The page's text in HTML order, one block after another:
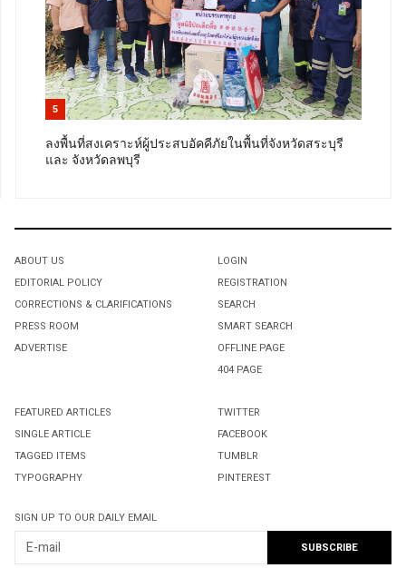
5
ลงพื้นที่สงเคราะห์ผู้ประสบอัคคีภัยในพื้นที่จังหวัดสระบุรี
และ จังหวัดลพบุรี
ABOUT US
EDITORIAL POLICY
CORRECTIONS & CLARIFICATIONS
PRESS ROOM
ADVERTISE
LOGIN
REGISTRATION
SEARCH
SMART SEARCH
OFFLINE PAGE
404 PAGE
FEATURED ARTICLES
SINGLE ARTICLE
TAGGED ITEMS
TYPOGRAPHY
TWITTER
FACEBOOK
TUMBLR
PINTEREST
SIGN UP TO OUR DAILY EMAIL